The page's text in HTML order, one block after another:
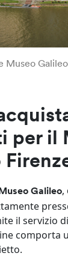
Museo Galileo
per il
Museo Galileo,
il servizio
comporta